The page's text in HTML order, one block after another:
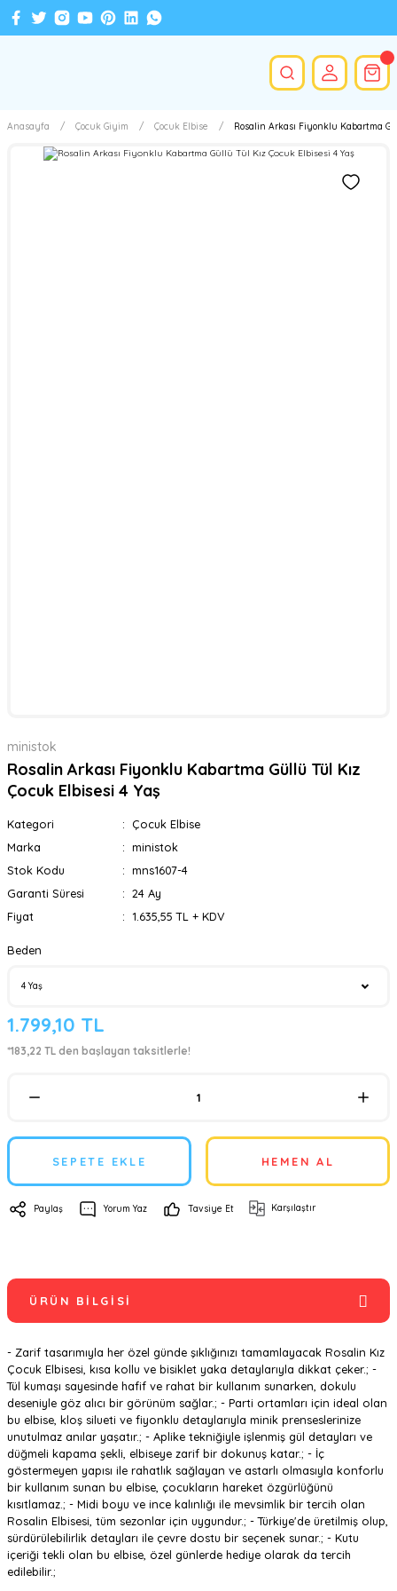
Anasayfa Çocuk Giyim Çocuk Elbise Rosalin Arkası Fiyonklu Kabartma
ministok
Rosalin Arkası Fiyonklu Kabartma Güllü Tül Kız
Çocuk Elbisesi 4 Yaş
Kategori
Çocuk Elbise
Marka
ministok
Stok Kodu
mns1607-4
Garanti Süresi
24 Ay
Fiyat
1.635,55 TL + KDV
Beden
1.799,10 TL
*183,22 TL den başlayan taksitlerle!
SEPETE EKLE HEMEN AL
Paylaş Yorum Yaz Tavsiye Et Karşılaştır
ÜRÜN BILGISI
- Zarif tasarımıyla her özel günde şıklığınızı tamamlayacak Rosalin Kız
Çocuk Elbisesi, kısa kollu ve bisiklet yaka detaylarıyla dikkat çeker.; -
Tül kumaşı sayesinde hafif ve rahat bir kullanım sunarken, dokulu
deseniyle göz alıcı bir görünüm sağlar.; - Parti ortamları için ideal olan
bu elbise, kloş silueti ve fiyonklu detaylarıyla minik prenseslerinize
unutulmaz anılar yaşatır.; - Aplike tekniğiyle işlenmiş gül detayları ve
düğmeli kapama şekli, elbiseye zarif bir dokunuş katar.; - İç
göstermeyen yapısı ile rahatlık sağlayan ve astarlı olmasıyla konforlu
bir kullanım sunan bu elbise, çocukların hareket özgürlüğünü
kısıtlamaz.; - Midi boyu ve ince kalınlığı ile mevsimlik bir tercih olan
Rosalin Elbisesi, tüm sezonlar için uygundur.; - Türkiye'de üretilmiş olup,
sürdürülebilirlik detayları ile çevre dostu bir seçenek sunar.; - Kutu
içeriği tekli olan bu elbise, özel günlerde hediye olarak da tercih
edilebilir.;